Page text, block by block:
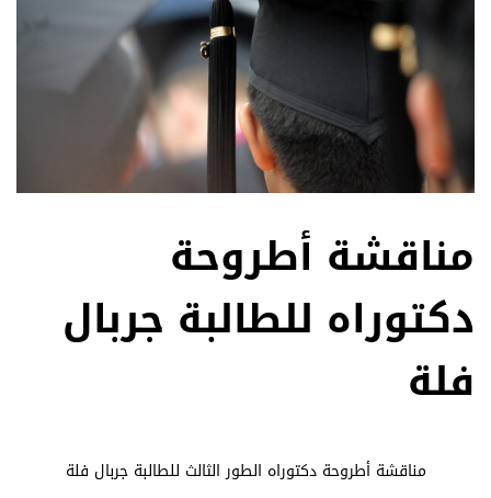
مناقشة أطروحة
دكتوراه للطالبة جربال
فلة
مناقشة أطروحة دكتوراه الطور الثالث للطالبة جربال فلة